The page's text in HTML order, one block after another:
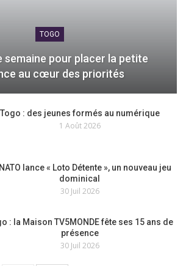
TOGO
semaine pour placer la petite
au cœur des priorités
Togo : des jeunes formés au numérique
1 Août 2026
lance « Loto Détente », un nouveau jeu
dominical
30 Juil 2026
: la Maison TV5MONDE fête ses 15 ans de
présence
30 Juil 2026